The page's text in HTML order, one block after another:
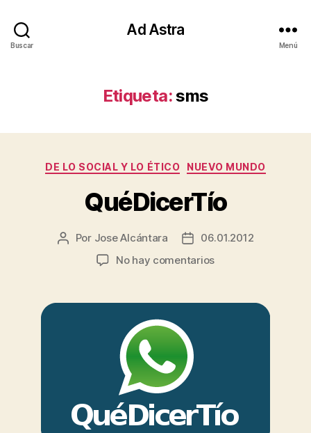
Buscar
Ad Astra
Menú
Etiqueta:sms
Categorías
DE LO SOCIAL Y LO ÉTICO NUEVO MUNDO
QuéDicerTío
Autor
Por Jose Alcántara
Fecha06.01.2012
No hay comentariosen